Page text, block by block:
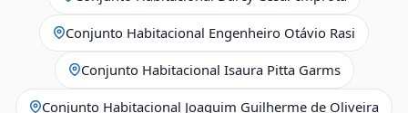
Conjunto Habitacional Engenheiro Otávio Rasi
Conjunto Habitacional Isaura Pitta Garms
Conjunto Habitacional Joaquim Guilherme de Oliveira